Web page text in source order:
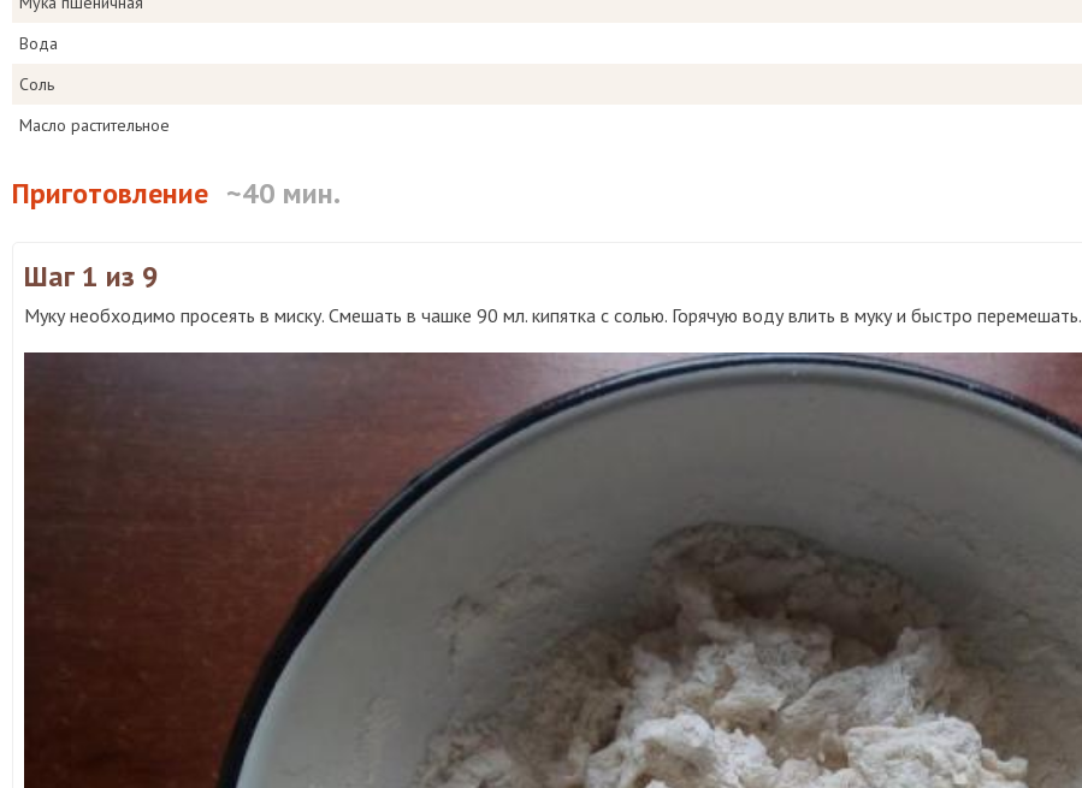
Вода
Соль
Масло растительное
Приготовление ~40 мин.
Шаг 1 из 9
Муку необходимо просеять в миску. Смешать в чашке 90 мл. кипятка с солью. Горячую воду влить в муку и быстро перемешать.